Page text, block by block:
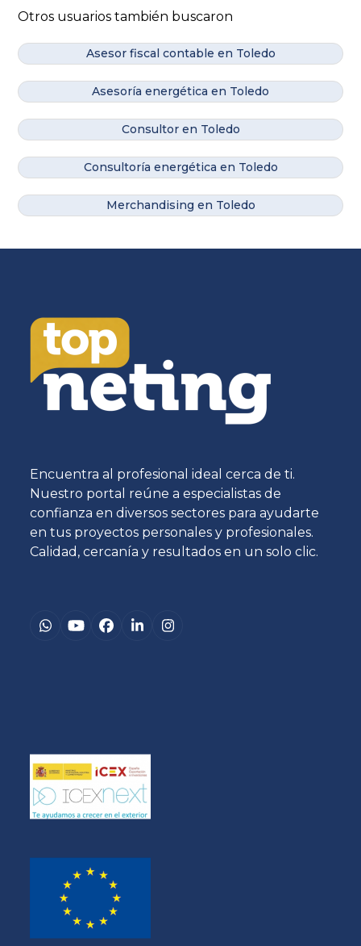
Otros usuarios también buscaron
Asesor fiscal contable en Toledo
Asesoría energética en Toledo
Consultor en Toledo
Consultoría energética en Toledo
Merchandising en Toledo
Encuentra al profesional ideal cerca de ti.
Nuestro portal reúne a especialistas de
confianza en diversos sectores para ayudarte
en tus proyectos personales y profesionales.
Calidad, cercanía y resultados en un solo clic.
Whatsapp
YouTubeFacebook
LinkedInInstagram